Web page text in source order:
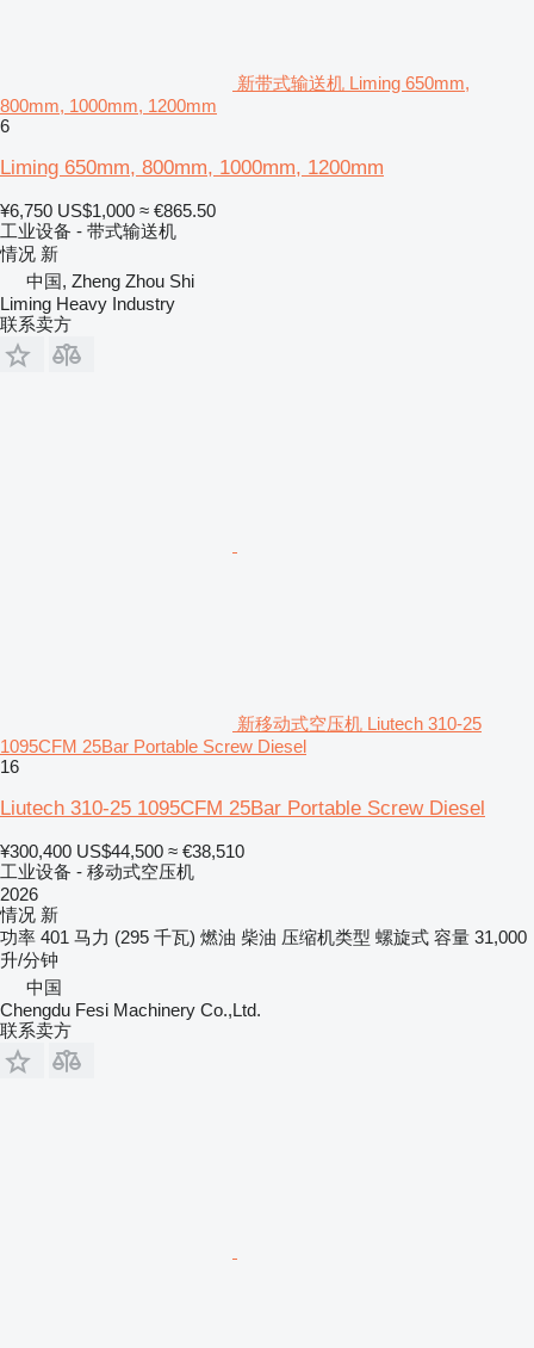
新带式输送机 Liming 650mm,
800mm, 1000mm, 1200mm
6
Liming 650mm, 800mm, 1000mm, 1200mm
¥6,750 US$1,000 ≈ €865.50
工业设备 - 带式输送机
情况 新
中国, Zheng Zhou Shi
Liming Heavy Industry
联系卖方
新移动式空压机 Liutech 310-25
1095CFM 25Bar Portable Screw Diesel
16
Liutech 310-25 1095CFM 25Bar Portable Screw Diesel
¥300,400 US$44,500 ≈ €38,510
工业设备 - 移动式空压机
2026
情况 新
功率 401 马力 (295 千瓦) 燃油 柴油 压缩机类型 螺旋式 容量 31,000
升/分钟
中国
Chengdu Fesi Machinery Co.,Ltd.
联系卖方